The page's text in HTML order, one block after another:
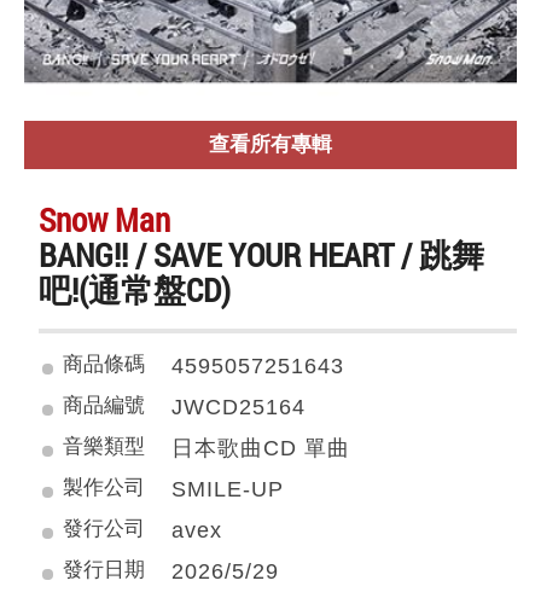
查看所有專輯
Snow Man
BANG!! / SAVE YOUR HEART / 跳舞
吧!(通常盤CD)
商品條碼 4595057251643
商品編號 JWCD25164
音樂類型 日本歌曲CD 單曲
製作公司 SMILE-UP
發行公司 avex
發行日期 2026/5/29